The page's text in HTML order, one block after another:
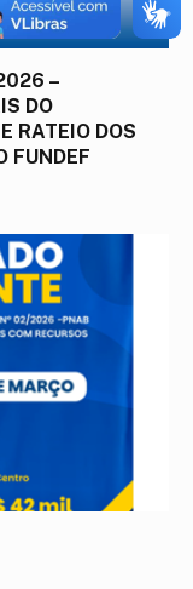
–
DO
RATEIO DOS
FUNDEF